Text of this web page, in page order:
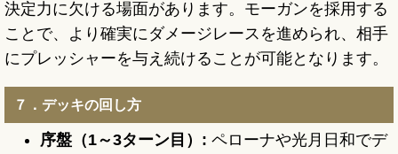
決定力に欠ける場面があります。モーガンを採用する
ことで、より確実にダメージレースを進められ、相手
にプレッシャーを与え続けることが可能となります。
７．デッキの回し方
序盤（1～3ターン目）: ペローナや光月日和でデ